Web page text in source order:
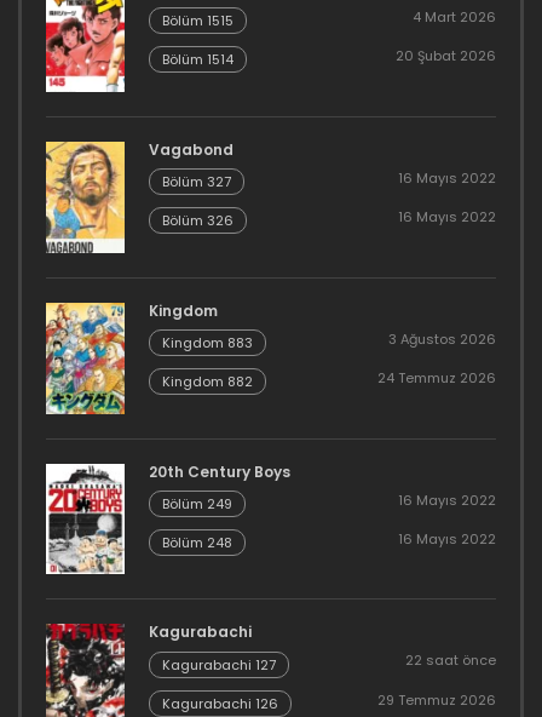
Bölüm 1515 4 Mart 2026
Bölüm 1514 20 Şubat 2026
Vagabond
Bölüm 327 16 Mayıs 2022
Bölüm 326 16 Mayıs 2022
Kingdom
Kingdom 883 3 Ağustos 2026
Kingdom 882 24 Temmuz 2026
20th Century Boys
Bölüm 249 16 Mayıs 2022
Bölüm 248 16 Mayıs 2022
Kagurabachi
Kagurabachi 127 22 saat önce
Kagurabachi 126 29 Temmuz 2026